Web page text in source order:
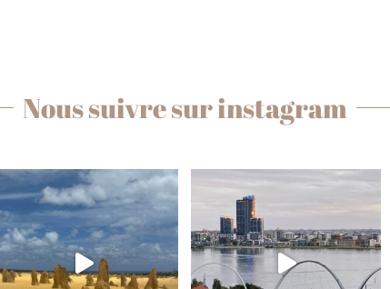
Nous suivre sur instagram